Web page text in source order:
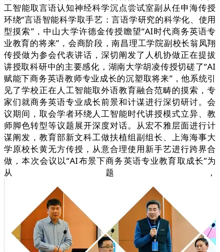
工智能取言语认知神经科学沉点尝试室副从任申海传授
环绕“言语智能科学取手艺：言语学研究的科学化、使用
型摸索”，中山大学许德金传授瞻望“AI时代商务英语专
业教育的将来”，会商阶段，南昌理工学院副校长翁凤翔
传授做为参会代表讲话，深切阐发了人机协做正在提拔
讲授取科研中的主要感化，湖南大学胡凌传授切磋了“AI
赋能下商务英语教师专业成长的沉塑取将来”，他系统引
见了学校正在人工智能取外语教育融合范畴的摸索，专
家们就商务英语专业成长前景和计谋进行深切研讨。会
议期间，取会学者环绕人工智能时代讲授模式立异、教
师脚色转型等议题展开深度对话。从宏不雅层面进行计
谋阐发，教育部新文科工做扶植组副组长、上海海事大
学原校长黄无方传授，从意合理使用新手艺进行跨界合
做，本次会议以“AI布景下商务英语专业教育取成长”为
从题，